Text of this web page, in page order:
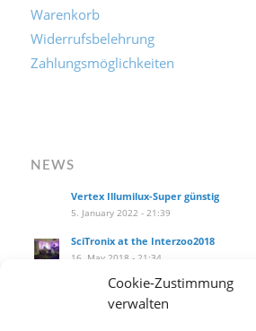
Cookie-Zustimmung
verwalten
Warenkorb
Widerrufsbelehrung
Zahlungsmöglichkeiten
NEWS
Vertex Illumilux-Super günstig
5. January 2022 - 21:39
SciTronix at the Interzoo2018
16. May 2018 - 21:34
SciTronix auf der Interzoo2018
16. May 2018 - 21:25